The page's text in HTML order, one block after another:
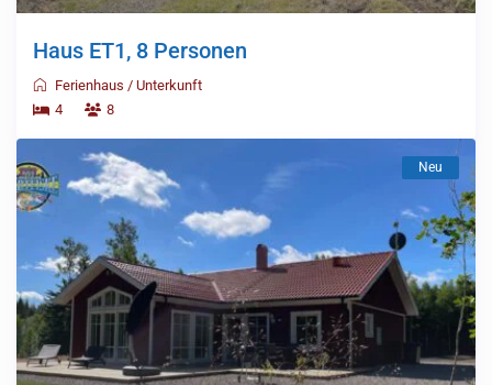
Haus ET1, 8 Personen
Ferienhaus /Unterkunft
4
8
Neu